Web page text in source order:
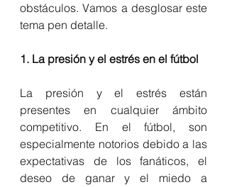
obstáculos. Vamos a desglosar este
tema pen detalle.
1. La presión y el estrés en el fútbol
La presión y el estrés están
presentes en cualquier ámbito
competitivo. En el fútbol, son
especialmente notorios debido a las
expectativas de los fanáticos, el
deseo de ganar y el miedo a